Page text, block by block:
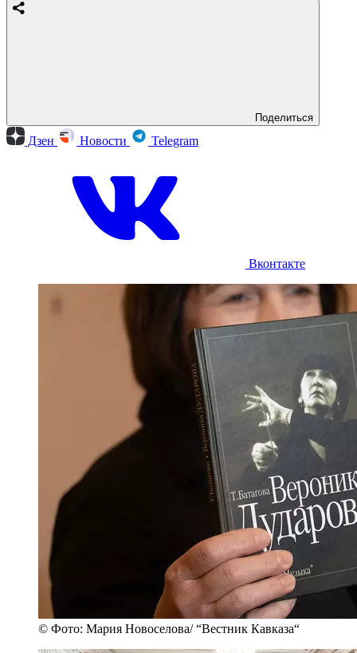
Поделиться
Дзен Новости Telegram
Вконтакте
© Фото: Мария Новоселова/ “Вестник Кавказа“